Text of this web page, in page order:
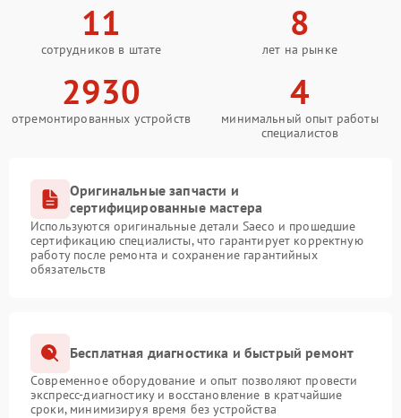
11
сотрудников в штате
8
лет на рынке
2930
отремонтированных устройств
4
минимальный опыт работы
специалистов
Оригинальные запчасти и
сертифицированные мастера
Используются оригинальные детали Saeco и прошедшие
сертификацию специалисты, что гарантирует корректную
работу после ремонта и сохранение гарантийных
обязательств
Бесплатная диагностика и быстрый ремонт
Современное оборудование и опыт позволяют провести
экспресс-диагностику и восстановление в кратчайшие
сроки, минимизируя время без устройства